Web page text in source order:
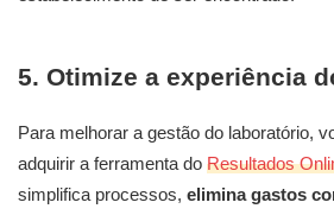
5. Otimize a experiência
Para melhorar a gestão do laboratório,
adquirir a ferramenta do Resultados
simplifica processos, elimina gastos